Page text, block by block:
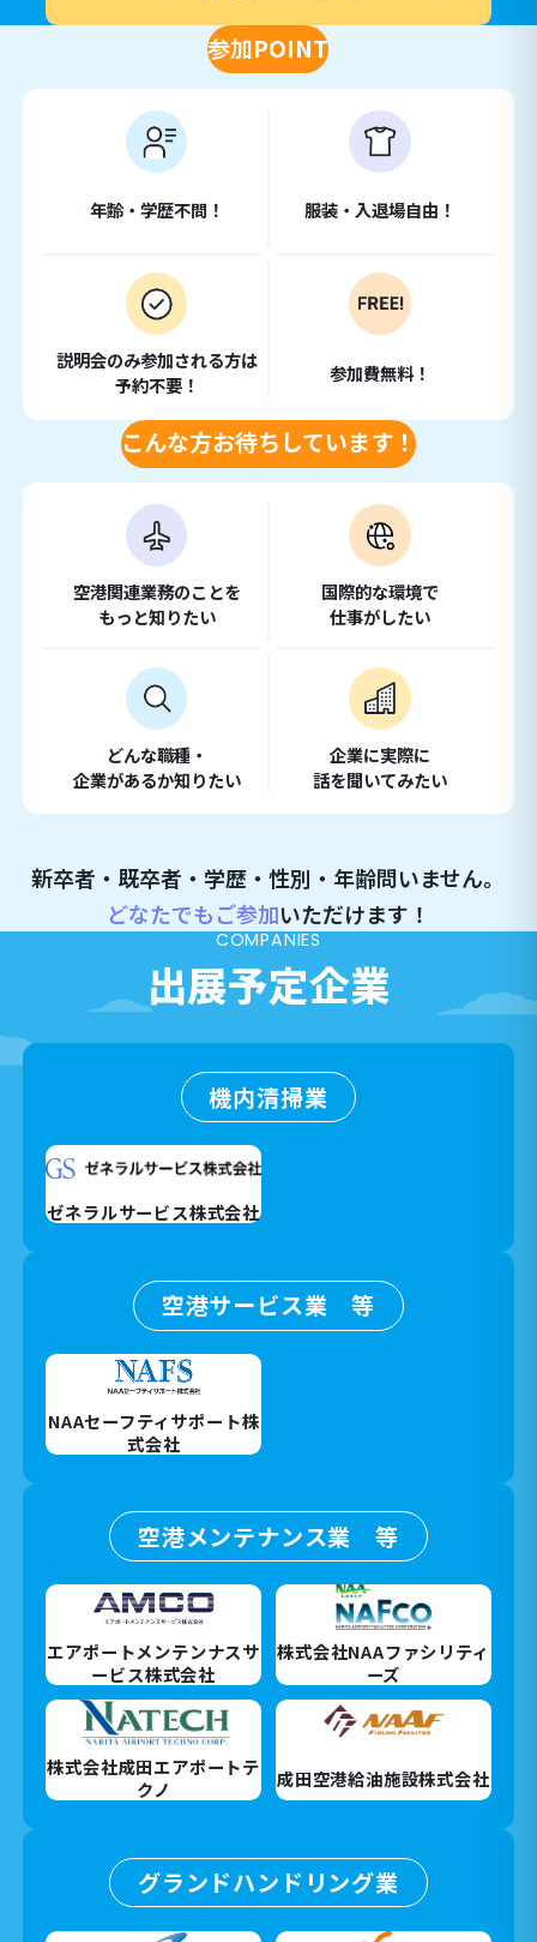
参加POINT
年齢・学歴不問！ 服装・入退場自由！
説明会のみ参加される方は
予約不要！
参加費無料！
こんな方お待ちしています！
空港関連業務のことを
もっと知りたい
国際的な環境で
仕事がしたい
どんな職種・
企業があるか知りたい
企業に実際に
話を聞いてみたい
新卒者・既卒者・学歴・性別・年齢問いません。
どなたでもご参加いただけます！
COMPANIES
出展予定企業
機内清掃業
ゼネラルサービス株式会社
空港サービス業 等
NAAセーフティサポート株
式会社
空港メンテナンス業 等
エアポートメンテンナスサ
ービス株式会社
株式会社NAAファシリティ
ーズ
株式会社成田エアポートテ
クノ
成田空港給油施設株式会社
グランドハンドリング業